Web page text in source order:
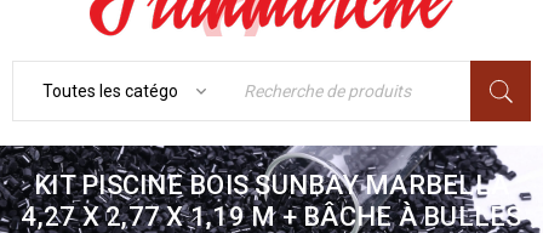
KIT PISCINE BOIS SUNBAY MARBELLA
4,27 X 2,77 X 1,19 M + BÂCHE À BULLES